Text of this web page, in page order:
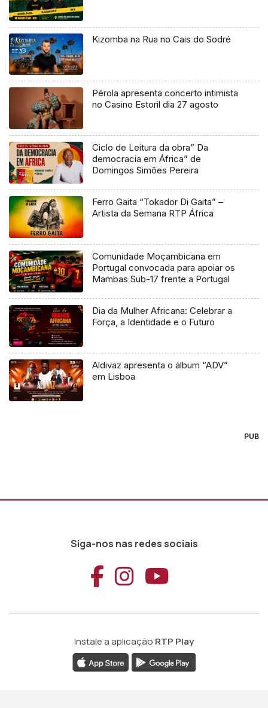
Kizomba na Rua no Cais do Sodré
Pérola apresenta concerto intimista
no Casino Estoril dia 27 agosto
Ciclo de Leitura da obra” Da
democracia em África” de
Domingos Simões Pereira
Ferro Gaita “Tokador Di Gaita” –
Artista da Semana RTP África
Comunidade Moçambicana em
Portugal convocada para apoiar os
Mambas Sub-17 frente a Portugal
Dia da Mulher Africana: Celebrar a
Força, a Identidade e o Futuro
Aldivaz apresenta o álbum “ADV”
em Lisboa
PUB
Siga-nos nas redes sociais
Aceder ao
Aceder ao
Aceder
Instale a aplicação RTP Play